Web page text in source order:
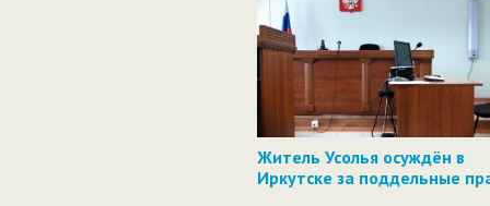
Житель Усолья осуждён в
Иркутске за поддельные